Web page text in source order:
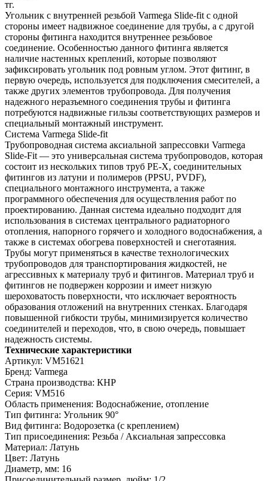
тг.
Угольник с внутренней резьбой Varmega Slide-fit с одной
стороны имеет надвижное соединение для трубы, а с другой
стороны фитинга находится внутреннее резьбовое
соединение. Особенностью данного фитинга является
наличие настенных креплений, которые позволяют
зафиксировать угольник под ровным углом. Этот фитинг, в
первую очередь, используется для подключения смесителей, а
также других элементов трубопровода. Для получения
надежного неразъемного соединения трубы и фитинга
потребуются надвижные гильзы соответствующих размеров и
специальный монтажный инструмент.
Система Varmega Slide-fit
Трубопроводная система аксиальной запрессовки Varmega
Slide-Fit — это универсальная система трубопроводов, которая
состоит из нескольких типов труб PE-X, соединительных
фитингов из латуни и полимеров (PPSU, PVDF),
специального монтажного инструмента, а также
программного обеспечения для осуществления работ по
проектированию. Данная система идеально подходит для
использования в системах центрального радиаторного
отопления, напорного горячего и холодного водоснабжения, а
также в системах обогрева поверхностей и снеготаяния.
Трубы могут применяться в качестве технологических
трубопроводов для транспортирования жидкостей, не
агрессивных к материалу труб и фитингов. Материал труб и
фитингов не подвержен коррозии и имеет низкую
шероховатость поверхности, что исключает вероятность
образования отложений на внутренних стенках. Благодаря
повышенной гибкости трубы, минимизируется количество
соединителей и переходов, что, в свою очередь, повышает
надежность системы.
Технические характеристики
Артикул: VM51621
Бренд: Varmega
Страна производства: КНР
Серия: VM516
Область применения: Водоснабжение, отопление
Тип фитинга: Угольник 90°
Вид фитинга: Водорозетка (с креплением)
Тип присоединения: Резьба / Аксиальная запрессовка
Материал: Латунь
Цвет: Латунь
Диаметр, мм: 16